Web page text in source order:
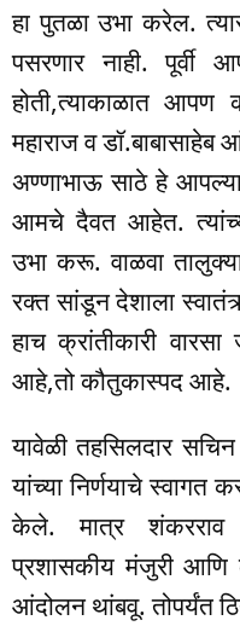
हा पुतळा उभा करेल.
पसरणार नाही. पूर्वी
होती,त्याकाळात आपण
महाराज व
अण्णाभाऊ साठे हे
आमचे दैवत आहेत.
उभा करू. वाळवा
रक्त सांडून देशाला
हाच क्रांतीकारी
आहे,तो कौतुकास्पद आहे.
यावेळी तहसिलदार
यांच्या निर्णयाचे
केले. मात्र शंकरराव
प्रशासकीय मंजुरी आणि
आंदोलन थांबवू. तोपर्यंत